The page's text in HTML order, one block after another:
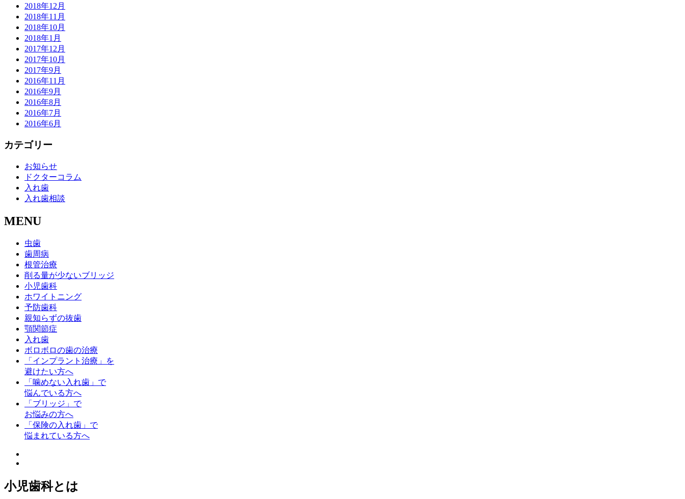
2018年12月
2018年11月
2018年10月
2018年1月
2017年12月
2017年10月
2017年9月
2016年11月
2016年9月
2016年8月
2016年7月
2016年6月
カテゴリー
お知らせ
ドクターコラム
入れ歯
入れ歯相談
MENU
虫歯
歯周病
根管治療
削る量が少ないブリッジ
小児歯科
ホワイトニング
予防歯科
親知らずの抜歯
顎関節症
入れ歯
ボロボロの歯の治療
「インプラント治療」を
避けたい方へ
「噛めない入れ歯」で
悩んでいる方へ
「ブリッジ」で
お悩みの方へ
「保険の入れ歯」で
悩まれている方へ
小児歯科とは